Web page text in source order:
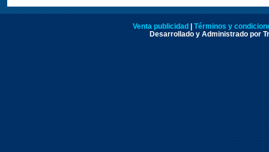
Venta publicidad
Términos y
Desarrollado y Administrado por